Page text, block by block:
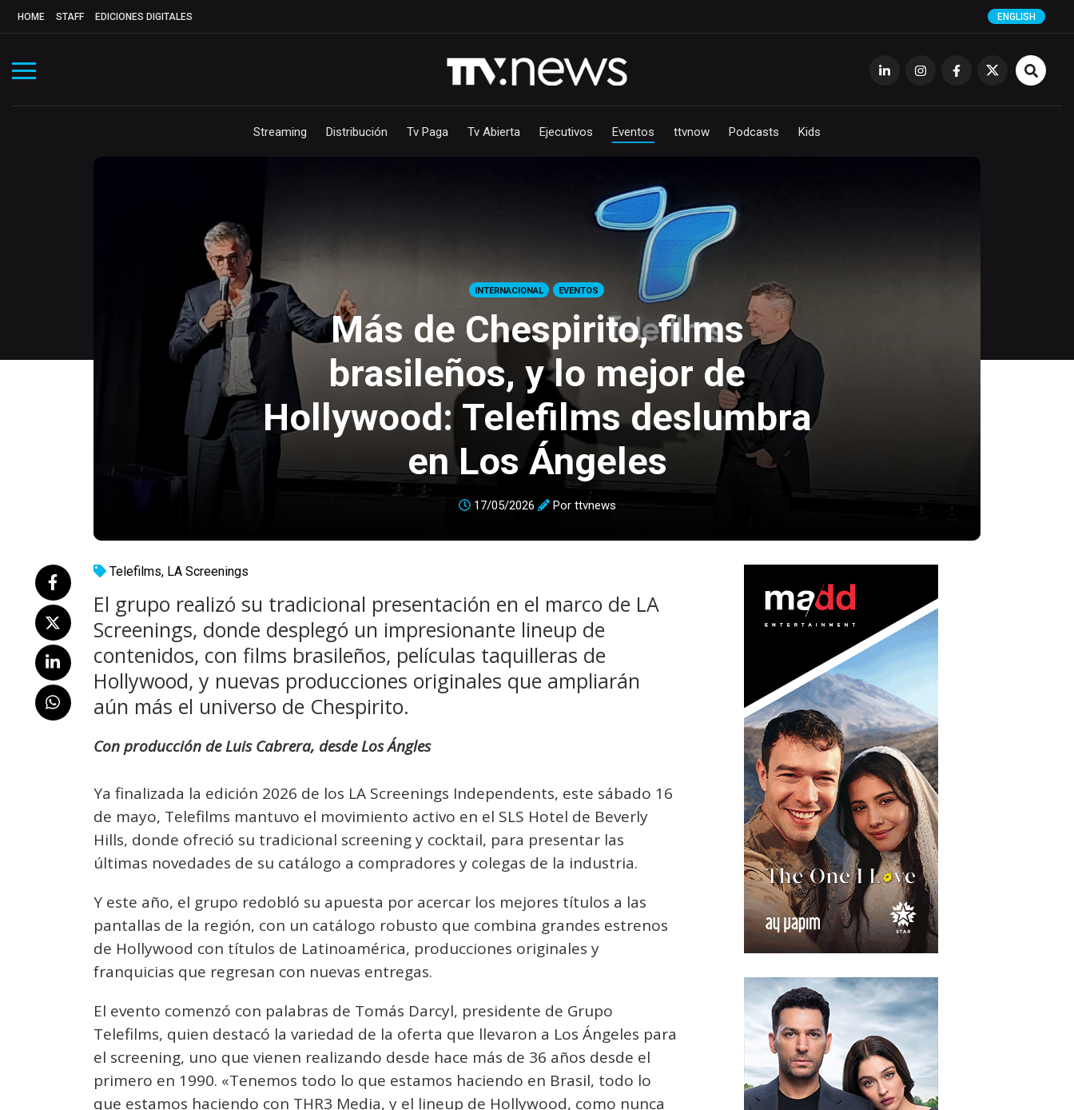
HOME STAFF EDICIONES DIGITALES ENGLISH
Streaming Distribución Tv Paga Tv Abierta Ejecutivos Eventos ttvnow Podcasts Kids
INTERNACIONAL EVENTOS
Más de Chespirito, films
brasileños, y lo mejor de
Hollywood: Telefilms deslumbra
en Los Ángeles
17/05/2026 Por ttvnews
Telefilms, LA Screenings
El grupo realizó su tradicional presentación en el marco de LA
Screenings, donde desplegó un impresionante lineup de
contenidos, con films brasileños, películas taquilleras de
Hollywood, y nuevas producciones originales que ampliarán
aún más el universo de Chespirito.
Con producción de Luis Cabrera, desde Los Ángles
Ya finalizada la edición 2026 de los LA Screenings Independents, este sábado 16
de mayo, Telefilms mantuvo el movimiento activo en el SLS Hotel de Beverly
Hills, donde ofreció su tradicional screening y cocktail, para presentar las
últimas novedades de su catálogo a compradores y colegas de la industria.
Y este año, el grupo redobló su apuesta por acercar los mejores títulos a las
pantallas de la región, con un catálogo robusto que combina grandes estrenos
de Hollywood con títulos de Latinoamérica, producciones originales y
franquicias que regresan con nuevas entregas.
El evento comenzó con palabras de Tomás Darcyl, presidente de Grupo
Telefilms, quien destacó la variedad de la oferta que llevaron a Los Ángeles para
el screening, uno que vienen realizando desde hace más de 36 años desde el
primero en 1990. «Tenemos todo lo que estamos haciendo en Brasil, todo lo
que estamos haciendo con THR3 Media, y el lineup de Hollywood, como nunca